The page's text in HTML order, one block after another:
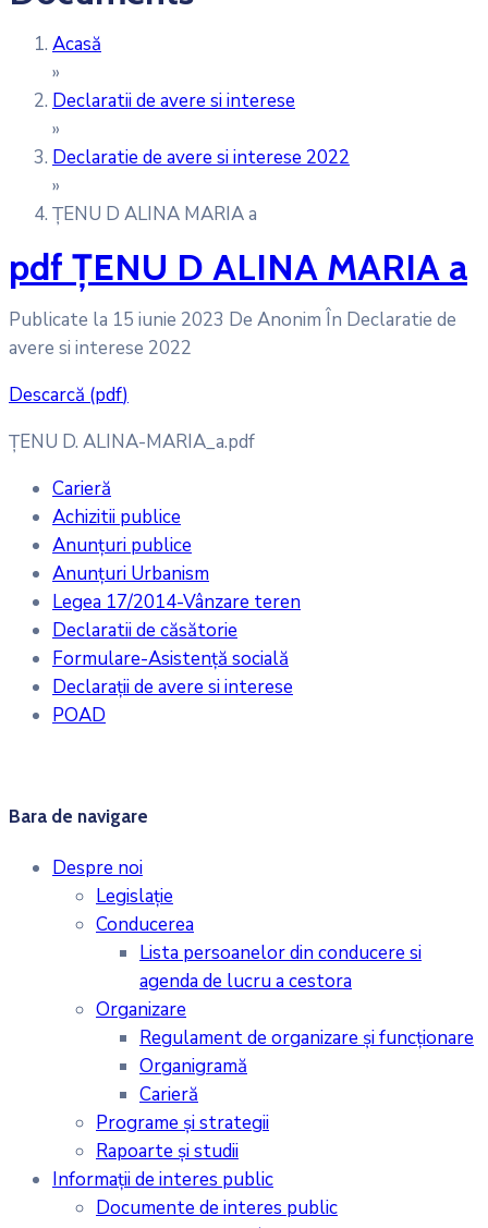
Acasă
»
Declaratii de avere si interese
»
Declaratie de avere si interese 2022
»
ȚENU D ALINA MARIA a
pdf ȚENU D ALINA MARIA a
Publicate la 15 iunie 2023 De Anonim În Declaratie de
avere si interese 2022
Descarcă (pdf)
ȚENU D. ALINA-MARIA_a.pdf
Carieră
Achizitii publice
Anunțuri publice
Anunțuri Urbanism
Legea 17/2014-Vânzare teren
Declaratii de căsătorie
Formulare-Asistență socială
Declarații de avere si interese
POAD
Bara de navigare
Despre noi
Legislaţie
Conducerea
Lista persoanelor din conducere si
agenda de lucru a cestora
Organizare
Regulament de organizare și funcționare
Organigramă
Carieră
Programe și strategii
Rapoarte și studii
Informații de interes public
Documente de interes public